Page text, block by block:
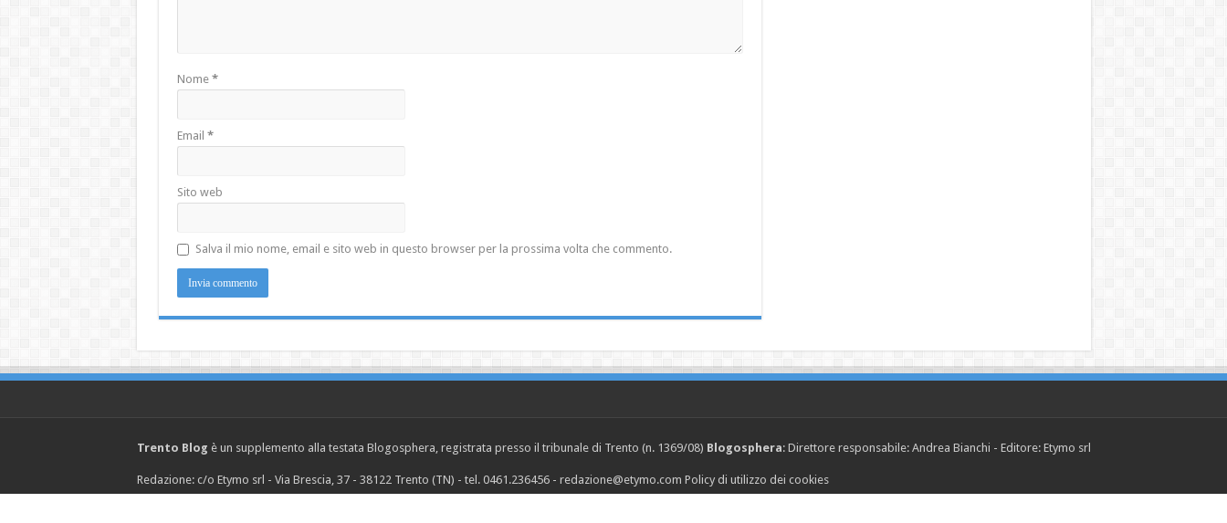
Nome *
Email *
Sito web
Salva il mio nome, email e sito web in questo browser per la prossima volta che commento.
Trento Blog è un supplemento alla testata Blogosphera, registrata presso il tribunale di Trento (n. 1369/08) Blogosphera: Direttore responsabile: Andrea Bianchi - Editore: Etymo srl
Redazione: c/o Etymo srl - Via Brescia, 37 - 38122 Trento (TN) - tel. 0461.236456 - redazione@etymo.com Policy di utilizzo dei cookies